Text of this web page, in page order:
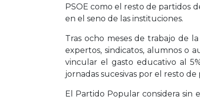
PSOE como el resto de partidos
en el seno de las instituciones.
Tras ocho meses de trabajo de
expertos, sindicatos, alumnos o
vincular el gasto educativo al
jornadas sucesivas por el resto
El Partido Popular considera